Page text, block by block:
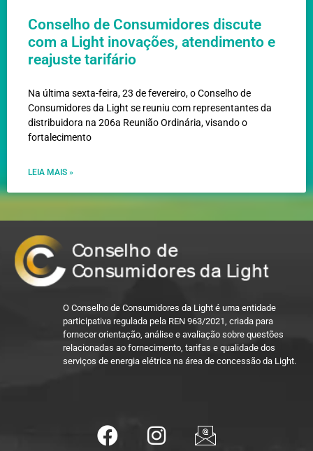
Conselho de Consumidores discute
com a Light inovações, atendimento e
reajuste tarifário
Na última sexta-feira, 23 de fevereiro, o Conselho de
Consumidores da Light se reuniu com representantes da
distribuidora na 206a Reunião Ordinária, visando o
fortalecimento
LEIA MAIS »
O Conselho de Consumidores da Light é uma entidade
participativa regulada pela REN 963/2021, criada para
fornecer orientação, análise e avaliação sobre questões
relacionadas ao fornecimento, tarifas e qualidade dos
serviços de energia elétrica na área de concessão da Light.